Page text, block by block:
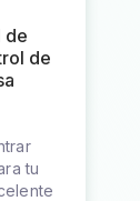
de
de
tu